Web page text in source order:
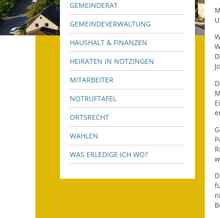
GEMEINDERAT
GEMEINDEVERWALTUNG
HAUSHALT & FINANZEN
HEIRATEN IN NOTZINGEN
MITARBEITER
NOTRUFTAFEL
ORTSRECHT
WAHLEN
WAS ERLEDIGE ICH WO?